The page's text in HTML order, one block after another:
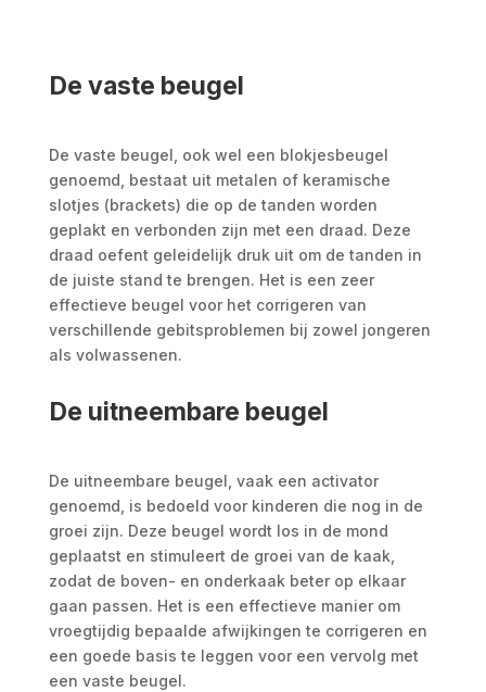
De vaste beugel
De vaste beugel, ook wel een blokjesbeugel
genoemd, bestaat uit metalen of keramische
slotjes (brackets) die op de tanden worden
geplakt en verbonden zijn met een draad. Deze
draad oefent geleidelijk druk uit om de tanden in
de juiste stand te brengen. Het is een zeer
effectieve beugel voor het corrigeren van
verschillende gebitsproblemen bij zowel jongeren
als volwassenen.
De uitneembare beugel
De uitneembare beugel, vaak een activator
genoemd, is bedoeld voor kinderen die nog in de
groei zijn. Deze beugel wordt los in de mond
geplaatst en stimuleert de groei van de kaak,
zodat de boven- en onderkaak beter op elkaar
gaan passen. Het is een effectieve manier om
vroegtijdig bepaalde afwijkingen te corrigeren en
een goede basis te leggen voor een vervolg met
een vaste beugel.